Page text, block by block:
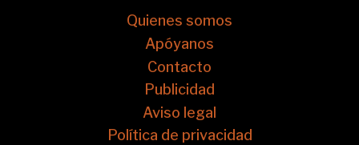
Quienes somos
Apóyanos
Contacto
Publicidad
Aviso legal
Política de privacidad